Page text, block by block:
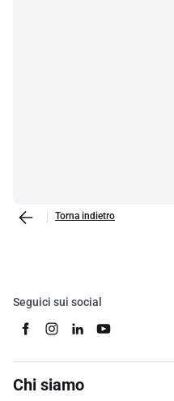
Torna indietro
Seguici sui social
Chi siamo